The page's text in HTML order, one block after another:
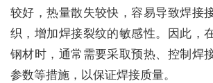
较好，热量散失较快，容易导致焊接
织，增加焊接裂纹的敏感性。因此，
钢材时，通常需要采取预热、控制焊
参数等措施，以保证焊接质量。